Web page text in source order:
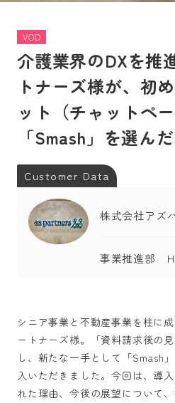
VOD
介護業界のDXを推
トナーズ様が、初
ット（チャットペ
「Smash」を選ん
Customer Data
株式会社アズ
事業推進部
シニア事業と不動産事業を柱に
ートナーズ様。「資料請求後の
し、新たな一手として「Smash
入いただきました。今回は、導
れた理由、今後の展望について